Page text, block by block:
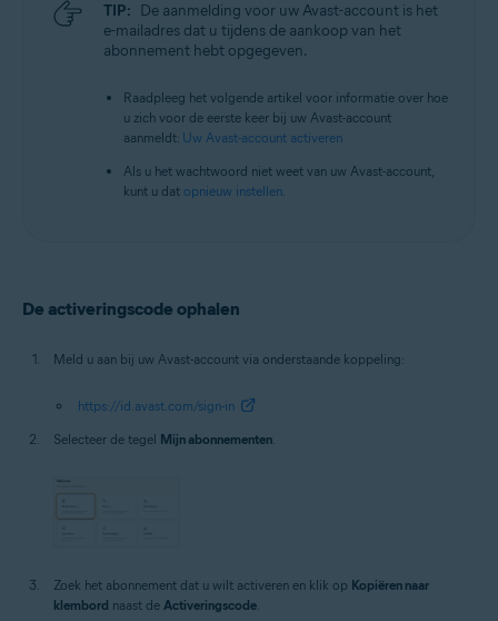
TIP: De aanmelding voor uw Avast-account is het
e-mailadres dat u tijdens de aankoop van het
abonnement hebt opgegeven.
Raadpleeg het volgende artikel voor informatie over hoe
u zich voor de eerste keer bij uw Avast-account
aanmeldt: Uw Avast-account activeren
Als u het wachtwoord niet weet van uw Avast-account,
kunt u dat opnieuw instellen.
De activeringscode ophalen
Meld u aan bij uw Avast-account via onderstaande koppeling:
https://id.avast.com/sign-in
Selecteer de tegel Mijn abonnementen.
Zoek het abonnement dat u wilt activeren en klik op Kopiëren naar
klembord naast de Activeringscode